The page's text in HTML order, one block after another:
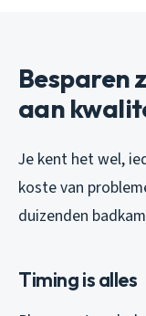
Besparen
aan
Je kent het wel,
koste van
duizenden
Timing is alles